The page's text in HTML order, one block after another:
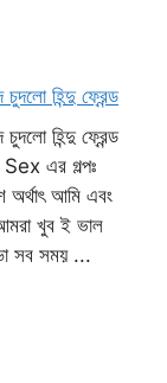
হিন্দু ফ্রেন্ড
হিন্দু ফ্রেন্ড
এর গল্পঃ
আমি এবং
খুব ই ভাল
সব সময় ...